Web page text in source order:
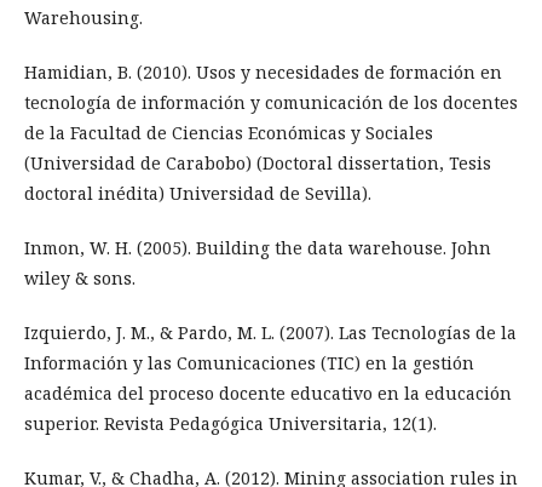
Warehousing.
Hamidian, B. (2010). Usos y necesidades de formación en
tecnología de información y comunicación de los docentes
de la Facultad de Ciencias Económicas y Sociales
(Universidad de Carabobo) (Doctoral dissertation, Tesis
doctoral inédita) Universidad de Sevilla).
Inmon, W. H. (2005). Building the data warehouse. John
wiley & sons.
Izquierdo, J. M., & Pardo, M. L. (2007). Las Tecnologías de la
Información y las Comunicaciones (TIC) en la gestión
académica del proceso docente educativo en la educación
superior. Revista Pedagógica Universitaria, 12(1).
Kumar, V., & Chadha, A. (2012). Mining association rules in